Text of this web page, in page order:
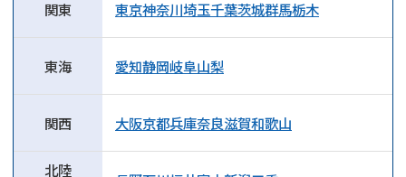
関東 東京神奈川埼玉千葉茨城群馬栃木
東海 愛知静岡岐阜山梨
関西 大阪京都兵庫奈良滋賀和歌山
北陸